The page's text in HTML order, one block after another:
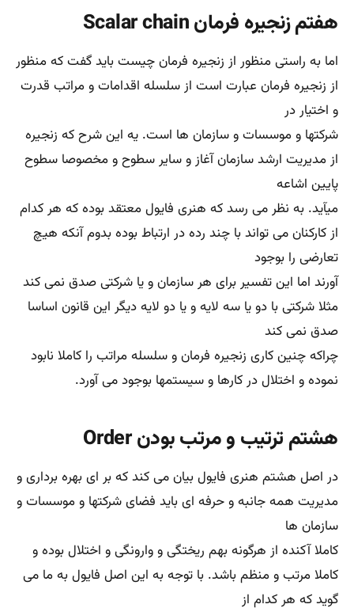
نموده و اختلال در کارها و سیستمها بوجود می آورد.
هشتم ترتیب و مرتب بودن Order
‌در اصل هشتم هنری فایول بیان‌ می کند که بر ای بهره برداری و
مدیریت همه جانبه و حرفه ای باید فضای شرکتها و موسسات و
سازمان ها
کاملا آکنده از هرگونه بهم ریختگی و وارونگی و اختلال بوده و
کاملا مرتب و منظم باشد. با توجه به این اصل فایول به ما می
گوید که هر کدام از
سرمایه‌های انسانی باید فضای کاملا مناسبی داشته و کرامت
انسانی منابع انسانی باید در بالاترین حد ممکن حفظ گردد.
فضای کاری باید
بسیار بسیار ایمن و امن ، تمیز و کاملا مرتب و بدور از گونه
شلوغی باشد.در این جا فایول تلویحا به اصول ۵S اشاره اجمالی
دارد. لطفا رجوع کنید
نهم انصاف یا Equity
به نظر می رسد که بهتربن روش و منش مدیران باید مبتتی بر
رفتار منصفانه و همراه با عدل و داد باشد و پیوسته مدیران باید
مراتب عدالت را با
زیر مجموعه های خود برقرار نموده و به نمایش گذارند.و در
عین حال رفتاری کاملا محترمانه از خود بروز دهند و این مهم